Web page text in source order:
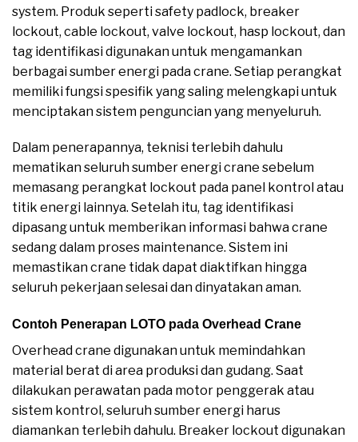
system. Produk seperti safety padlock, breaker
lockout, cable lockout, valve lockout, hasp lockout, dan
tag identifikasi digunakan untuk mengamankan
berbagai sumber energi pada crane. Setiap perangkat
memiliki fungsi spesifik yang saling melengkapi untuk
menciptakan sistem penguncian yang menyeluruh.
Dalam penerapannya, teknisi terlebih dahulu
mematikan seluruh sumber energi crane sebelum
memasang perangkat lockout pada panel kontrol atau
titik energi lainnya. Setelah itu, tag identifikasi
dipasang untuk memberikan informasi bahwa crane
sedang dalam proses maintenance. Sistem ini
memastikan crane tidak dapat diaktifkan hingga
seluruh pekerjaan selesai dan dinyatakan aman.
Contoh Penerapan LOTO pada Overhead Crane
Overhead crane digunakan untuk memindahkan
material berat di area produksi dan gudang. Saat
dilakukan perawatan pada motor penggerak atau
sistem kontrol, seluruh sumber energi harus
diamankan terlebih dahulu. Breaker lockout digunakan